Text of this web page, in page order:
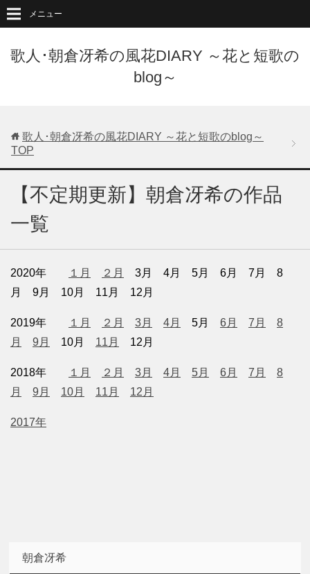
歌人･朝倉冴希の風花DIARY ～花と短歌の
blog～
メニュー
歌人･朝倉冴希の風花DIARY ～花と短歌のblog～
TOP
【不定期更新】朝倉冴希の作品
一覧
2020年 １月 ２月
3月 4月 5月 6月 7月 8
月 9月 10月 11月 12月
2019年 １月 ２月 3月 4月 5月 6月 7月
8
月
9月 10月 11月 12月
2018年 １月 ２月 3月 4月 5月 6月 7月
8
月
9月 10月 11月 12月
2017年
朝倉冴希